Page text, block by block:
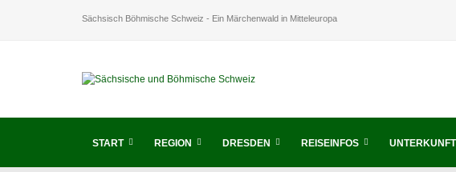
Sächsisch Böhmische Schweiz - Ein Märchenwald in Mitteleuropa
START REGION DRESDEN REISEINFOS UNTERKUNFT